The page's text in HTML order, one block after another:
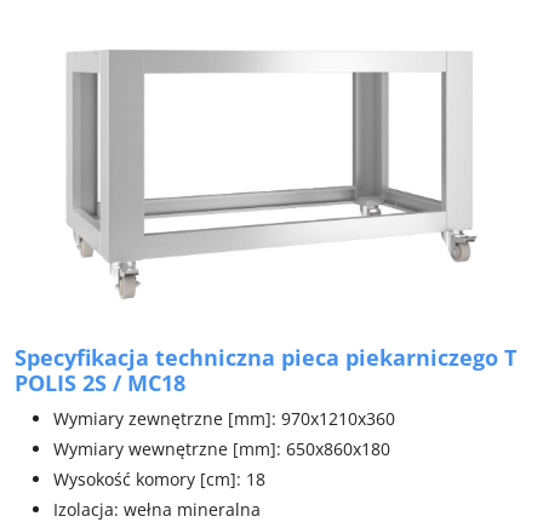
Specyfikacja techniczna pieca piekarniczego T
POLIS 2S / MC18
Wymiary zewnętrzne [mm]: 970x1210x360
Wymiary wewnętrzne [mm]: 650x860x180
Wysokość komory [cm]: 18
Izolacja: wełna mineralna